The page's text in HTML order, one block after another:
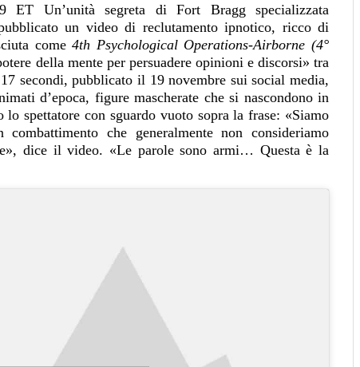
Un’unità segreta di Fort Bragg specializzata
un video di reclutamento ipnotico, ricco di
come4th Psychological Operations-Airborne (4°
della mente per persuadere opinioni e discorsi» tra
secondi, pubblicato il 19 novembre sui social media,
d’epoca, figure mascherate che si nascondono in
spettatore con sguardo vuoto sopra la frase: «Siamo
che generalmente non consideriamo
dice il video. «Le parole sono armi… Questa è la